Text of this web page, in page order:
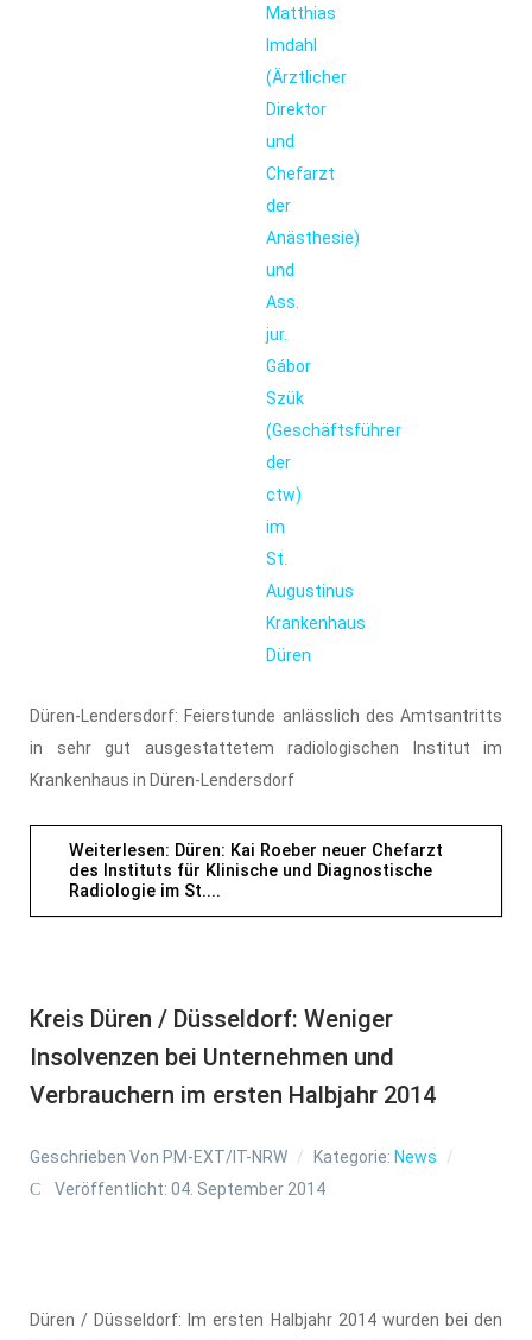
Matthias
Imdahl
(Ärztlicher
Direktor
und
Chefarzt
der
Anästhesie)
und
Ass.
jur.
Gábor
Szük
(Geschäftsführer
der
ctw)
im
St.
Augustinus
Krankenhaus
Düren
Düren-Lendersdorf: Feierstunde anlässlich des Amtsantritts
in sehr gut ausgestattetem radiologischen Institut im
Krankenhaus in Düren-Lendersdorf
Weiterlesen: Düren: Kai Roeber neuer Chefarzt
des Instituts für Klinische und Diagnostische
Radiologie im St....
Kreis Düren / Düsseldorf: Weniger
Insolvenzen bei Unternehmen und
Verbrauchern im ersten Halbjahr 2014
Geschrieben Von PM-EXT/IT-NRW Kategorie: News
Veröffentlicht: 04. September 2014
Düren / Düsseldorf: Im ersten Halbjahr 2014 wurden bei den